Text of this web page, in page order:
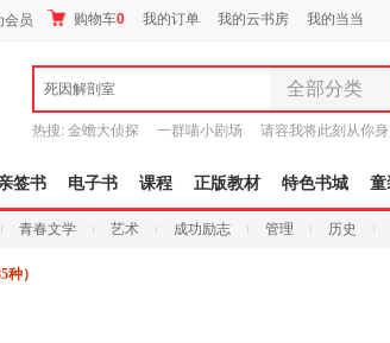
会员 购物车0 我的订单 我的云书房 我的当当
死因解剖室 全部分类
全部分类
图书
电子书
音像
热搜: 金蟾大侦探 一群喵小剧场
请容我将此刻从你身
签书 电子书 课程 正版教材 特色书城 童
青春文学 艺术 成功励志 管理 历史
）